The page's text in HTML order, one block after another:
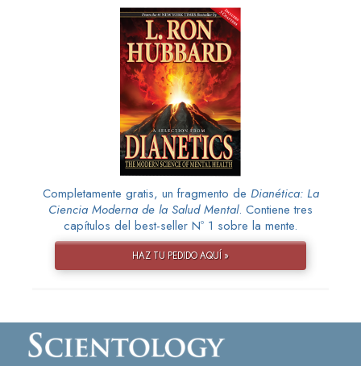
Completamente gratis, un fragmento de Dianética: La
Ciencia Moderna de la Salud Mental. Contiene tres
capítulos del best-seller Nº 1 sobre la mente.
HAZ TU PEDIDO AQUÍ »